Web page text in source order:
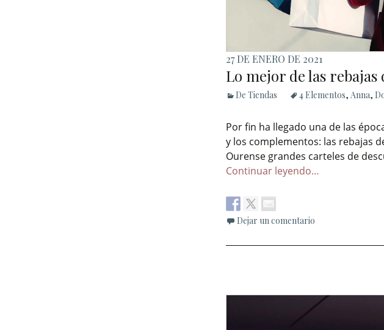
27 DE ENERO DE 2021
Lo mejor de las
De Tiendas 4 Elementos, Anna,
Por fin ha llegado una de las
y los complementos: las rebajas
Ourense grandes carteles de
Continuar leyendo…
Dejar un comentario